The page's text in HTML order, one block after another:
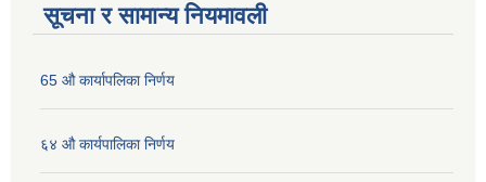
सूचना र सामान्य नियमावली
65 औ कार्यापलिका निर्णय
६४ औ कार्यपालिका निर्णय